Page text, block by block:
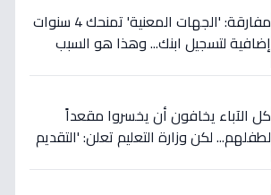
مفارقة: 'الجهات المعنية' تمنحك 4 سنوات
إضافية لتسجيل ابنك... وهذا هو السبب
كل الآباء يخافون أن يخسروا مقعداً
لطفلهم... لكن وزارة التعليم تعلن: 'التقديم